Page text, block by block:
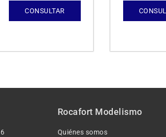
CONSULTAR
Rocafort Modelismo
Quiénes somos